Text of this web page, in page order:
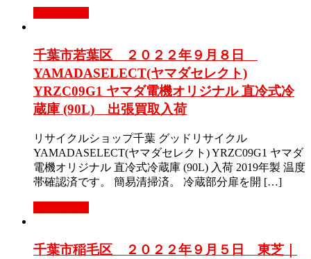
千葉市若葉区 ２０２２年９月８日
YAMADASELECT(ヤマダセレクト)
YRZC09G1 ヤマダ電機オリジナル 直冷式冷
蔵庫 (90L) 出張買取入荷
リサイクルショップ千葉 グッドリサイクル
YAMADASELECT(ヤマダセレクト) YRZC09G1 ヤマダ
電機オリジナル 直冷式冷蔵庫 (90L) 入荷 2019年製 温度
帯確認済です。 簡易清掃済。 冷蔵部分扉を開 […]
千葉市稲毛区 ２０２２年９月５日 東芝｜